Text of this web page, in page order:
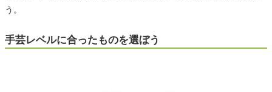
う。
手芸レベルに合ったものを選ぼう